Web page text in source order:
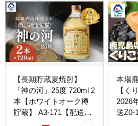
【長期貯蔵麦焼酎】
「神の河」25度 720ml 2
本【ホワイトオーク樽
貯蔵】 A3-171【配送不
可地域：離島】
本場
【く
2026
送Z0-
域：